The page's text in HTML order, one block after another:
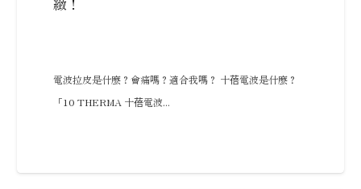
電波拉皮是什麼？會痛嗎？適合我嗎？ 十蓓電波是什麼？
「10 THERMA 十蓓電波...